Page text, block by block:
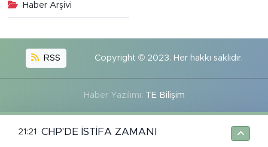
Haber Arşivi
RSS Copyright © 2023. Her hakkı saklıdır.
Haber Yazılımı: TE Bilişim
21:21 CHP'DE İSTİFA ZAMANI